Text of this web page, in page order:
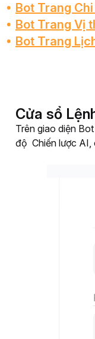
Bot Trang
Bot Trang Vị
Bot Trang
Cửa sổ
Trên giao diện
độ Chiến lược